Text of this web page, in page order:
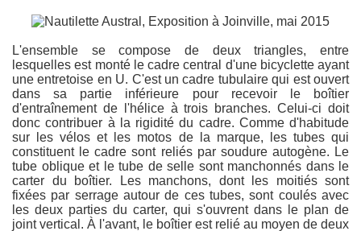
L'ensemble se compose de deux triangles, entre
lesquelles est monté le cadre central d'une bicyclette ayant
une entretoise en U. C'est un cadre tubulaire qui est ouvert
dans sa partie inférieure pour recevoir le boîtier
d'entraînement de l'hélice à trois branches. Celui-ci doit
donc contribuer à la rigidité du cadre. Comme d'habitude
sur les vélos et les motos de la marque, les tubes qui
constituent le cadre sont reliés par soudure autogène. Le
tube oblique et le tube de selle sont manchonnés dans le
carter du boîtier. Les manchons, dont les moitiés sont
fixées par serrage autour de ces tubes, sont coulés avec
les deux parties du carter, qui s'ouvrent dans le plan de
joint vertical. À l'avant, le boîtier est relié au moyen de deux